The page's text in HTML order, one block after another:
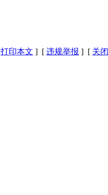
打印本文 ] [ 违规举报 ] [ 关